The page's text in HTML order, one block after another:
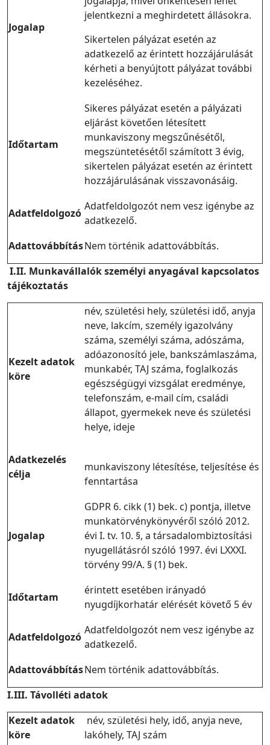
Jogalap
jelentkezni a meghirdetett állásokra.
Sikertelen pályázat esetén az
adatkezelő az érintett hozzájárulását
kérheti a benyújtott pályázat további
kezeléséhez.
Időtartam
Sikeres pályázat esetén a pályázati
eljárást követően létesített
munkaviszony megszűnésétől,
megszüntetésétől számított 3 évig,
sikertelen pályázat esetén az érintett
hozzájárulásának visszavonásáig.
Adatfeldolgozó
Adatfeldolgozót nem vesz igénybe az
adatkezelő.
AdattovábbításNem történik adattovábbítás.
I.II. Munkavállalók személyi anyagával kapcsolatos
tájékoztatás
Kezelt adatok
köre
név, születési hely, születési idő, anyja
neve, lakcím, személy igazolvány
száma, személyi száma, adószáma,
adóazonosító jele, bankszámlaszáma,
munkabér, TAJ száma, foglalkozás
egészségügyi vizsgálat eredménye,
telefonszám, e-mail cím, családi
állapot, gyermekek neve és születési
helye, ideje
Adatkezelés
célja
munkaviszony létesítése, teljesítése és
fenntartása
Jogalap
GDPR 6. cikk (1) bek. c) pontja, illetve
munkatörvénykönyvéről szóló 2012.
évi I. tv. 10. §, a társadalombiztosítási
nyugellátásról szóló 1997. évi LXXXI.
törvény 99/A. § (1) bek.
Időtartam
érintett esetében irányadó
nyugdíjkorhatár elérését követő 5 év
Adatfeldolgozó
Adatfeldolgozót nem vesz igénybe az
adatkezelő.
AdattovábbításNem történik adattovábbítás.
I.III. Távolléti adatok
Kezelt adatok
köre
név, születési hely, idő, anyja neve,
lakóhely, TAJ szám